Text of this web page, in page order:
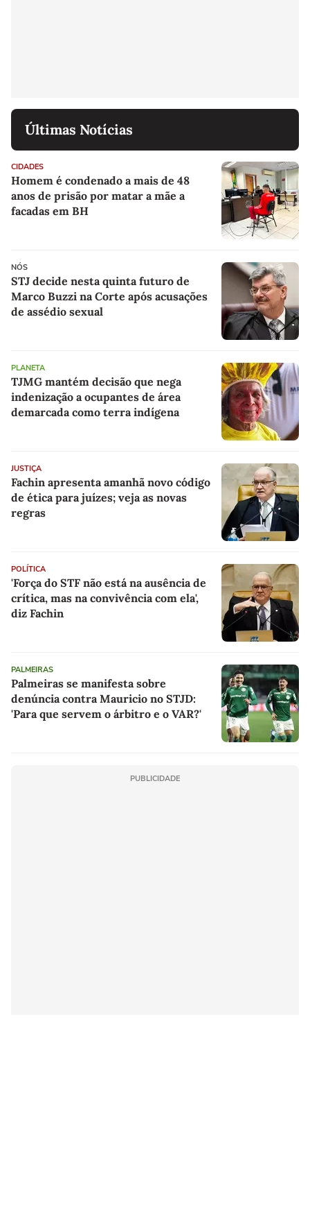
Últimas Notícias
CIDADES
Homem é condenado a mais de 48
anos de prisão por matar a mãe a
facadas em BH
NÓS
STJ decide nesta quinta futuro de
Marco Buzzi na Corte após acusações
de assédio sexual
PLANETA
TJMG mantém decisão que nega
indenização a ocupantes de área
demarcada como terra indígena
JUSTIÇA
Fachin apresenta amanhã novo código
de ética para juízes; veja as novas
regras
POLÍTICA
'Força do STF não está na ausência de
crítica, mas na convivência com ela',
diz Fachin
PALMEIRAS
Palmeiras se manifesta sobre
denúncia contra Mauricio no STJD:
'Para que servem o árbitro e o VAR?'
PUBLICIDADE